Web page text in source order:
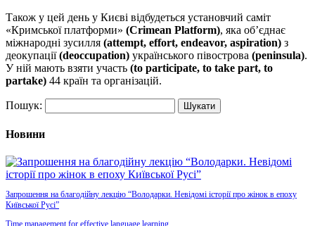
Також у цей день у Києві відбудеться установчий саміт
«Кримської платформи» (Crimean Platform), яка об’єднає
міжнародні зусилля (attempt, effort, endeavor, aspiration) з
деокупації(deoccupation) українського півострова (peninsula).
У ній мають взяти участь (to participate, to take part, to
partake) 44 країн та організацій.
Пошук:
Новини
Запрошення на благодійну лекцію “Володарки. Невідомі історії про жінок в епоху
Київської Русі”